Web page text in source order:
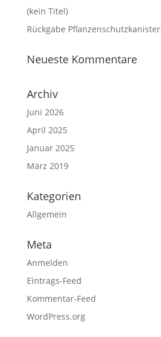
(kein Titel)
Rückgabe Pflanzenschutzkanister
Neueste Kommentare
Archiv
Juni 2026
April 2025
Januar 2025
März 2019
Kategorien
Allgemein
Meta
Anmelden
Eintrags-Feed
Kommentar-Feed
WordPress.org